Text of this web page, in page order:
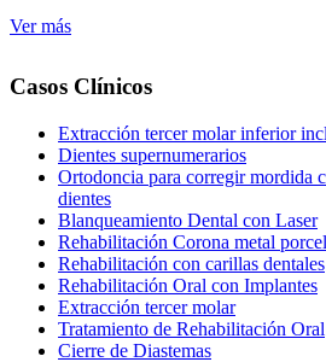
Ver más
Casos Clínicos
Extracción tercer molar inferior
Dientes supernumerarios
Ortodoncia para corregir mordida
dientes
Blanqueamiento Dental con Laser
Rehabilitación Corona metal
Rehabilitación con carillas dentales
Rehabilitación Oral con Implantes
Extracción tercer molar
Tratamiento de Rehabilitación Oral
Cierre de Diastemas